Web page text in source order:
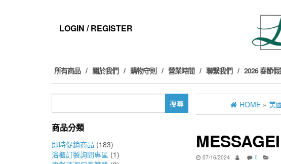
LOGIN / REGISTER
所有商品 關於我們 購物守則 營業時間 聯繫我們 2026 春節
鍵
商品分類
即時促銷商品 (183)
浴櫃訂製詢問專區 (1)
HOME » 美
07/16/2024 0